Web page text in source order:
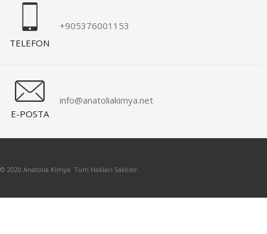
TELEFON
+905376001153
E-POSTA
info@anatoliakimya.net
© 2020 Anatolia Kimya. Tüm Hakları Saklıdır.